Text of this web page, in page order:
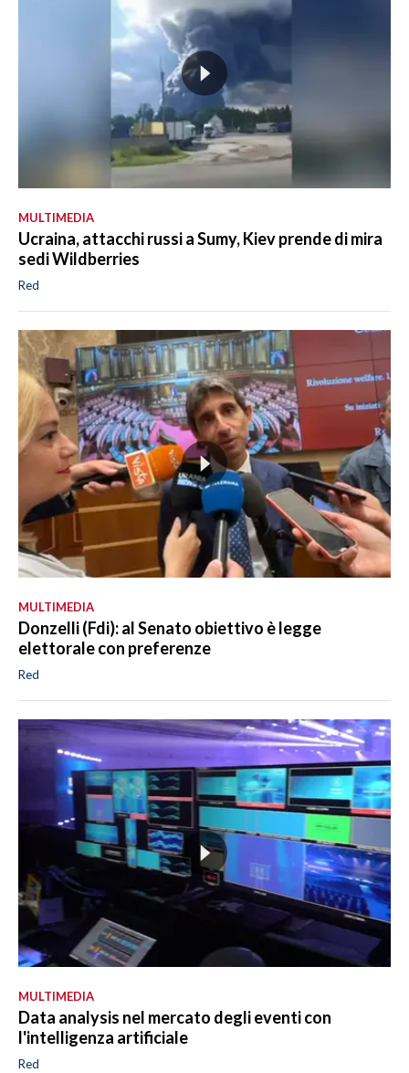
MULTIMEDIA
Ucraina, attacchi russi a Sumy, Kiev prende di mira
sedi Wildberries
Red
MULTIMEDIA
Donzelli (Fdi): al Senato obiettivo è legge
elettorale con preferenze
Red
MULTIMEDIA
Data analysis nel mercato degli eventi con
l'intelligenza artificiale
Red